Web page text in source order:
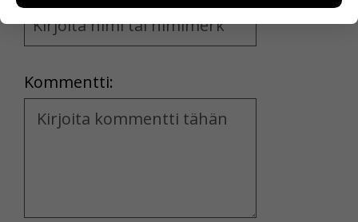
Name
and
Kommentti:
Kommentti
yksittäiseen käyttäjään.